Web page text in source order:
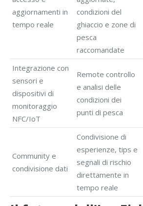
aggiornamenti in
tempo reale
condizioni del
ghiaccio e zone di
pesca
raccomandate
Integrazione con
sensori e
dispositivi di
monitoraggio
NFC/IoT
Remote controllo
e analisi delle
condizioni dei
punti di pesca
Community e
condivisione dati
Condivisione di
esperienze, tips e
segnali di rischio
direttamente in
tempo reale